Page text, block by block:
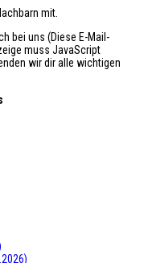
mit.
bei uns (Diese E-Mail-
muss JavaScript
wir dir alle wichtigen